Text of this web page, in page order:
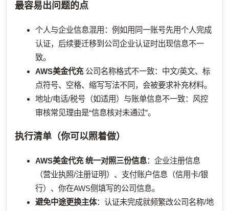
最容易出问题的点
个人与企业信息混用：例如用同一账号先用个人完成
认证，后续要迁移到公司企业认证时出现信息不一
致。
AWS美金代充公司名称格式不一致：中文/英文、标
点符号、空格、缩写写法不同，会被要求补充材料。
地址/电话/税号（如适用）与账单信息不一致：风控
审核常见理由是“信息核对未通过”。
执行清单（你可以照着做）
AWS美金代充 统一对照三份信息：企业注册信息
（营业执照/注册证明）、支付账户信息（信用卡/银
行）、你在AWS侧填写的公司信息。
避免中途更换主体：认证未完成就频繁改公司名称/地